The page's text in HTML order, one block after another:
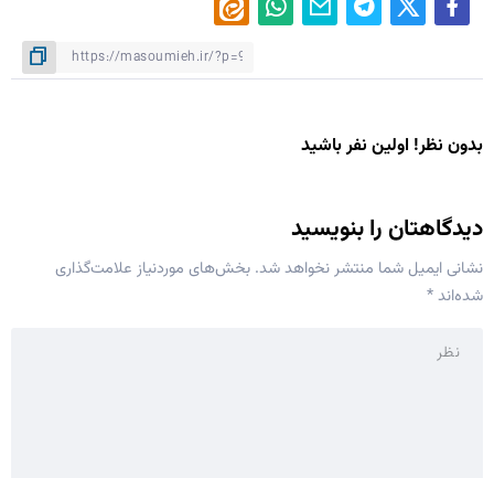
بدون نظر! اولین نفر باشید
دیدگاهتان را بنویسید
نشانی ایمیل شما منتشر نخواهد شد. بخش‌های موردنیاز علامت‌گذاری
شده‌اند*